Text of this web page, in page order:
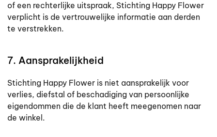
of een rechterlijke uitspraak, Stichting Happy Flower
verplicht is de vertrouwelijke informatie aan derden
te verstrekken.
7. Aansprakelijkheid
Stichting Happy Flower is niet aansprakelijk voor
verlies, diefstal of beschadiging van persoonlijke
eigendommen die de klant heeft meegenomen naar
de winkel.